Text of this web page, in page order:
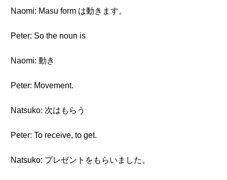
Naomi: Masu form は動きます。
Peter: So the noun is
Naomi: 動き
Peter: Movement.
Natsuko: 次はもらう
Peter: To receive, to get.
Natsuko: プレゼントをもらいました。